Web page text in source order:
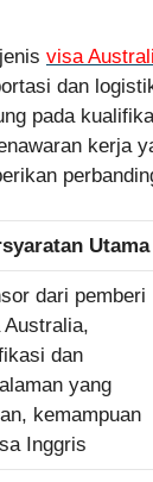
visa
dan
pada
kerja
Utama
dari pemberi
Australia,
dan
yang
kemampuan
Inggris